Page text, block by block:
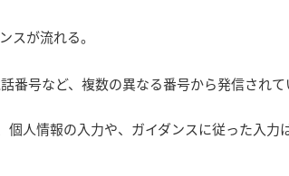
スが流れる。
番号など、複数の異なる番号から発信され
人情報の入力や、ガイダンスに従った入力